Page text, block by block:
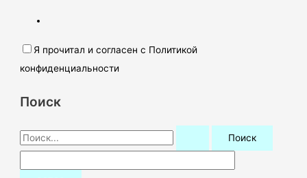
Я прочитал и согласен с Политикой
конфиденциальности
Поиск
П
о
и